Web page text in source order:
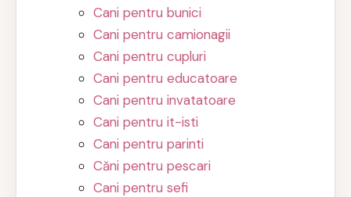
Cani pentru bunici
Cani pentru camionagii
Cani pentru cupluri
Cani pentru educatoare
Cani pentru invatatoare
Cani pentru it-isti
Cani pentru parinti
Căni pentru pescari
Cani pentru sefi